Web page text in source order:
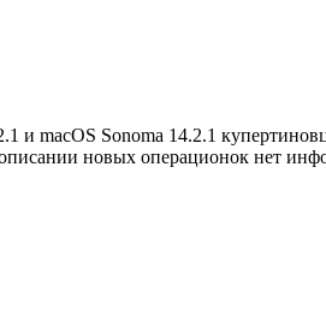
и macOS Sonoma 14.2.1
описании новых операционок нет